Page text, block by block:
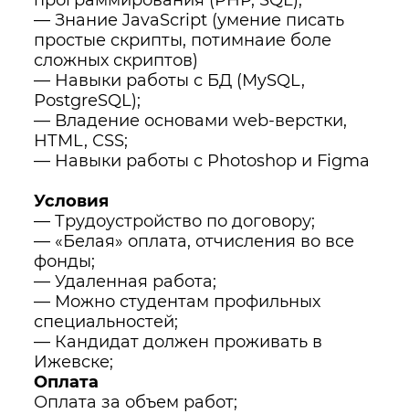
— Знание JаvаSсriрt (умение писать
простые скрипты, потимнаие боле
сложных скриптов)
— Навыки работы с БД (МySQL,
РоstgrеSQL);
— Владение основами wеb-верстки,
НТМL, СSS;
— Навыки работы с Photoshop и Figma
Условия
— Трудоустройство по договору;
— «Белая» оплата, отчисления во все
фонды;
— Удаленная работа;
— Можно студентам профильных
специальностей;
— Кандидат должен проживать в
Ижевске;
Оплата
Оплата за объем работ;